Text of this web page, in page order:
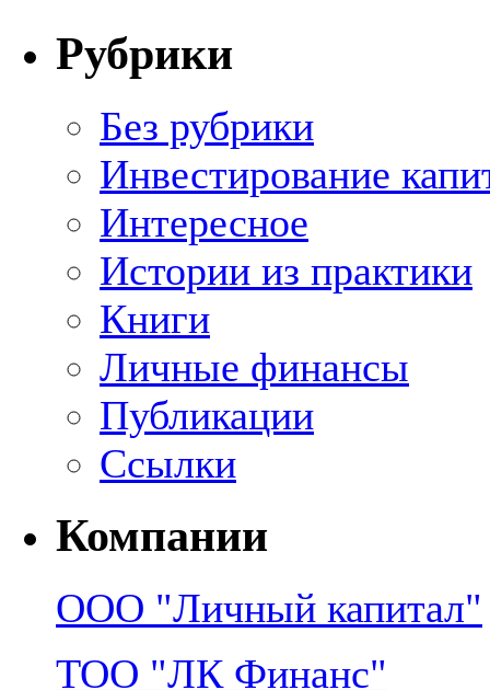
Рубрики
Без рубрики
Инвестирование
Интересное
Истории из практики
Книги
Личные финансы
Публикации
Ссылки
Компании
ООО "Личный капитал"
ТОО "ЛК Финанс"